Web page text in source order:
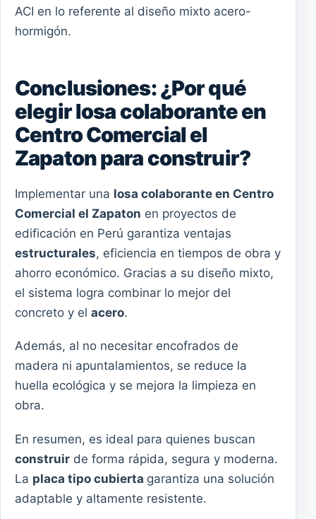
ACI en lo referente al diseño mixto acero-
hormigón.
Conclusiones: ¿Por qué
elegir losa colaborante en
Centro Comercial el
Zapaton para construir?
Implementar una losa colaborante en Centro
Comercial el Zapaton en proyectos de
edificación en Perú garantiza ventajas
estructurales, eficiencia en tiempos de obra y
ahorro económico. Gracias a su diseño mixto,
el sistema logra combinar lo mejor del
concreto y el acero.
Además, al no necesitar encofrados de
madera ni apuntalamientos, se reduce la
huella ecológica y se mejora la limpieza en
obra.
En resumen, es ideal para quienes buscan
construir de forma rápida, segura y moderna.
La placa tipo cubierta garantiza una solución
adaptable y altamente resistente.